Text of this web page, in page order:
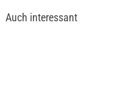
Auch interessant